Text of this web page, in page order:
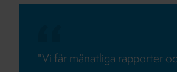
"Vi får månatliga rapporter